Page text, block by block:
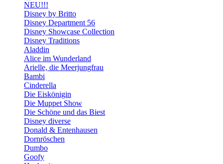
NEU!!!
Disney by Britto
Disney Department 56
Disney Showcase Collection
Disney Traditions
Aladdin
Alice im Wunderland
Arielle, die Meerjungfrau
Bambi
Cinderella
Die Eiskönigin
Die Muppet Show
Die Schöne und das Biest
Disney diverse
Donald & Entenhausen
Dornröschen
Dumbo
Goofy